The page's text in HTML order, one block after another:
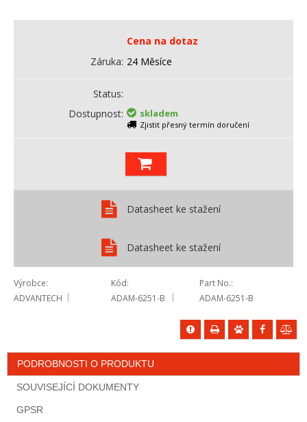
Cena na dotaz
Záruka 24 Měsíce
Status
Dostupnost
skladem
Zjistit přesný termín doručení
Datasheet ke stažení
Datasheet ke stažení
Výrobce
ADVANTECH
Kód
ADAM-6251-B
Part No.
ADAM-6251-B
PODROBNOSTI O PRODUKTU
SOUVISEJÍCÍ DOKUMENTY
GPSR